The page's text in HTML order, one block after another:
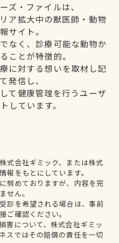
ズ・ファイルは、
ア拡大中の獣医師・動物
サイト。
なく、診療可能な動物か
ことが特徴的。
に対する想いを取材し記
発信し、
て健康管理を行うユーザ
しています。
式会社ギミック、または株式
報をもとにしています。
努めておりますが、内容を完
せん。
診を希望される場合は、事前
ご確認ください。
害について、株式会社ギミッ
スではその賠償の責任を一切